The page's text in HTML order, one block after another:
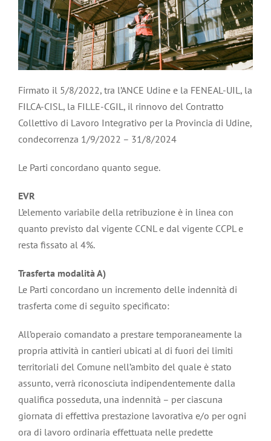
Firmato il 5/8/2022, tra l’ANCE Udine e la FENEAL-UIL, la
FILCA-CISL, la FILLE-CGIL, il rinnovo del Contratto
Collettivo di Lavoro Integrativo per la Provincia di Udine,
condecorrenza 1/9/2022 – 31/8/2024
Le Parti concordano quanto segue.
EVR
L’elemento variabile della retribuzione è in linea con
quanto previsto dal vigente CCNL e dal vigente CCPL e
resta fissato al 4%.
Trasferta modalità A)
Le Parti concordano un incremento delle indennità di
trasferta come di seguito specificato:
All’operaio comandato a prestare temporaneamente la
propria attività in cantieri ubicati al di fuori dei limiti
territoriali del Comune nell’ambito del quale è stato
assunto, verrà riconosciuta indipendentemente dalla
qualifica posseduta, una indennità – per ciascuna
giornata di effettiva prestazione lavorativa e/o per ogni
ora di lavoro ordinaria effettuata nelle predette